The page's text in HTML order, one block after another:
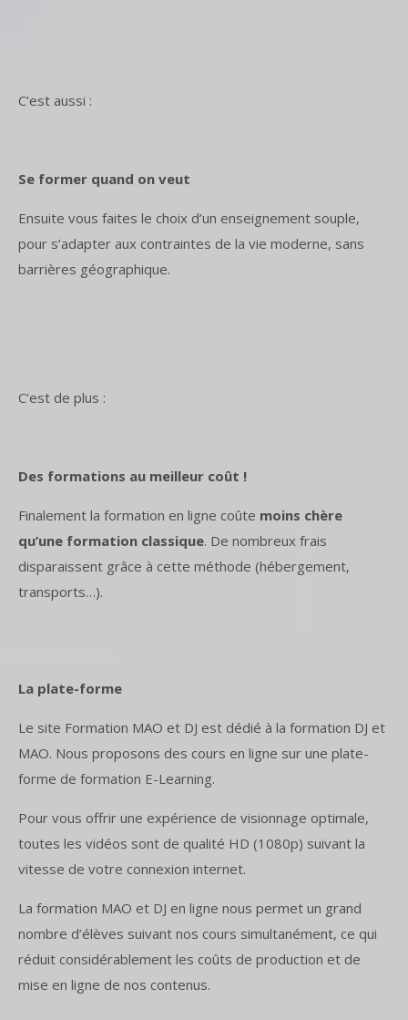
C’est aussi :
Se former quand on veut
Ensuite vous faites le choix d’un enseignement souple,
pour s’adapter aux contraintes de la vie moderne, sans
barrières géographique.
C’est de plus :
Des formations au meilleur coût !
Finalement la formation en ligne coûte moins chère
qu’une formation classique. De nombreux frais
disparaissent grâce à cette méthode (hébergement,
transports…).
La plate-forme
Le site Formation MAO et DJ est dédié à la formation DJ et
MAO. Nous proposons des cours en ligne sur une plate-
forme de formation E-Learning.
Pour vous offrir une expérience de visionnage optimale,
toutes les vidéos sont de qualité HD (1080p) suivant la
vitesse de votre connexion internet.
La formation MAO et DJ en ligne nous permet un grand
nombre d’élèves suivant nos cours simultanément, ce qui
réduit considérablement les coûts de production et de
mise en ligne de nos contenus.